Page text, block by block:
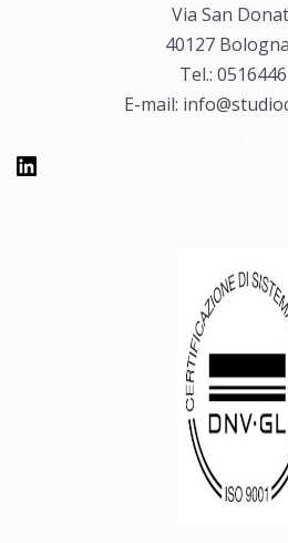
Via San
40127
Tel.:
E-mail: